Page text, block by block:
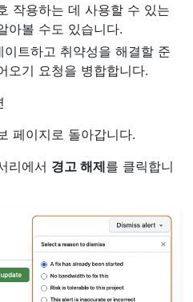
작용하는 데 사용할 수 있는
아볼 수도 있습니다.
이트하고 취약성을 해결할 준
오기 요청을 병합합니다.
페이지로 돌아갑니다.
리에서 경고 해제를 클릭합니